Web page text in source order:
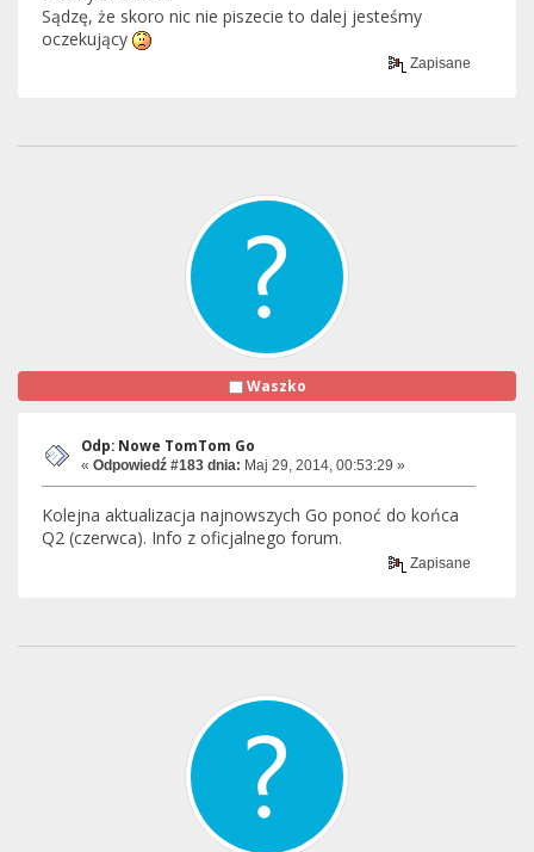
Sądzę, że skoro nic nie piszecie to dalej jesteśmy
oczekujący
Zapisane
Waszko
Odp: Nowe TomTom Go
« Odpowiedź #183 dnia: Maj 29, 2014, 00:53:29 »
Kolejna aktualizacja najnowszych Go ponoć do końca
Q2 (czerwca). Info z oficjalnego forum.
Zapisane